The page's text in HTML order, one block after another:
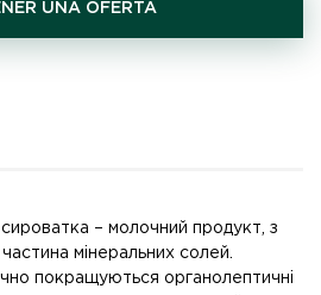
UNA OFERTA
– молочний продукт, з
мінеральних солей.
покращуються органолептичні